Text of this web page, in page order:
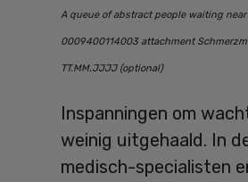
A queue of abstract people waiting
0009400114003 attachment
TT.MM.JJJJ (optional)
Inspanningen om
weinig uitgehaald. In
medisch-specialisten